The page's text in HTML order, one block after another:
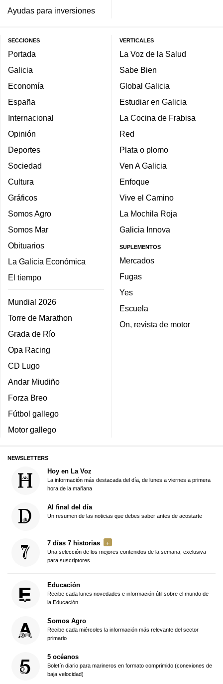
Ayudas para inversiones
SECCIONES
Portada
Galicia
Economía
España
Internacional
Opinión
Deportes
Sociedad
Cultura
Gráficos
Somos Agro
Somos Mar
Obituarios
La Galicia Económica
El tiempo
Mundial 2026
Torre de Marathon
Grada de Río
Opa Racing
CD Lugo
Andar Miudiño
Forza Breo
Fútbol gallego
Motor gallego
VERTICALES
La Voz de la Salud
Sabe Bien
Global Galicia
Estudiar en Galicia
La Cocina de Frabisa
Red
Plata o plomo
Ven A Galicia
Enfoque
Vive el Camino
La Mochila Roja
Galicia Innova
SUPLEMENTOS
Mercados
Fugas
Yes
Escuela
On, revista de motor
NEWSLETTERS
Hoy en La Voz
La información más destacada del día, de lunes a viernes a primera
hora de la mañana
Al final del día
Un resumen de las noticias que debes saber antes de acostarte
7 días 7 historias
Una selección de los mejores contenidos de la semana, exclusiva
para suscriptores
Educación
Recibe cada lunes novedades e información útil sobre el mundo de
la Educación
Somos Agro
Recibe cada miércoles la información más relevante del sector
primario
5 océanos
Boletín diario para marineros en formato comprimido (conexiones de
baja velocidad)